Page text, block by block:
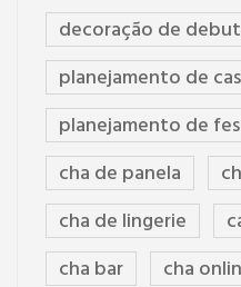
decoração de
planejamento de
planejamento de
cha de panela
cha de lingerie
cha bar
cha